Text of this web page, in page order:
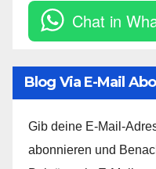
Chat in
Blog Via E-Mail
Gib deine E-Mail-
abonnieren und